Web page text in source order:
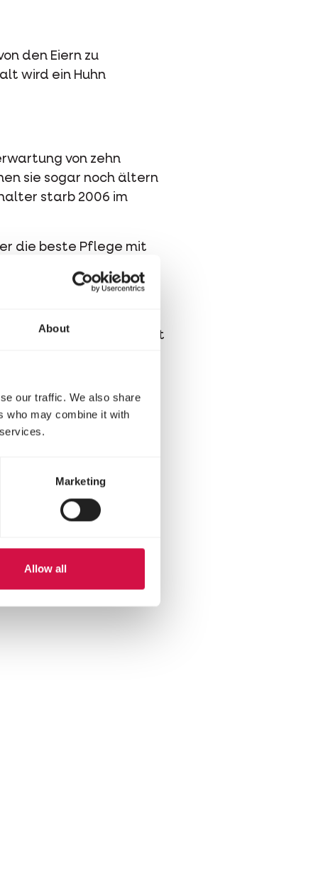
About
our traffic. We also share
who may combine it with
Marketing
Allow all
den Eiern zu
wird ein Huhn
von zehn
sie sogar noch ältern
starb 2006 im
die beste Pflege mit
soziale Tiere.
als gewöhnlich, stellt
teilen
teilen